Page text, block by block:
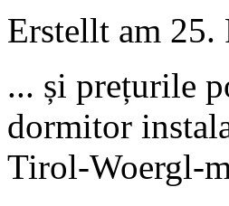
Erstellt am 25.
... și prețurile
dormitor
Tirol-Woergl-